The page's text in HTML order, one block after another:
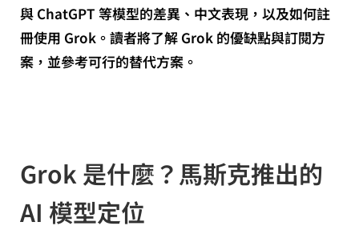
與 ChatGPT 等模型的差異、中文表現，以及如何註
冊使用 Grok。讀者將了解 Grok 的優缺點與訂閱方
案，並參考可行的替代方案。
Grok 是什麼？馬斯克推出的
AI 模型定位